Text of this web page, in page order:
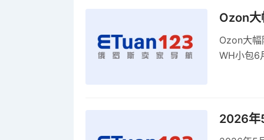
Ozon大
Ozon大
WH小包6
2026年